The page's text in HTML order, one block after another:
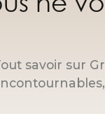
savoir sur